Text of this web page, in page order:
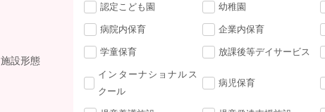
施設形態
認定こども園 幼稚園
病院内保育 企業内保育
学童保育 放課後等デイサービス
インターナショナルス
クール
病児保育